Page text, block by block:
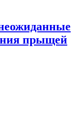
прыщей